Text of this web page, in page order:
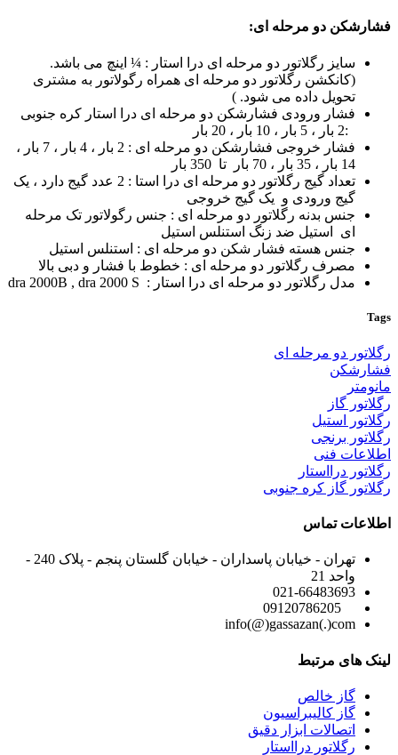
فشارشکن دو مرحله ای:
سایز رگلاتور دو مرحله ای درا استار : ¼ اینچ می باشد.
(کانکشن رگلاتور دو مرحله ای همراه رگولاتور به مشتری
تحویل داده می شود. )
فشار ورودی فشارشکن دو مرحله ای درا استار کره جنوبی
:2 بار ، 5 بار ، 10 بار ، 20 بار
فشار خروجی فشارشکن دو مرحله ای : 2 بار ، 4 بار ، 7 بار ،
14 بار ، 35 بار ، 70 بار تا 350 بار
تعداد گیج رگلاتور دو مرحله ای درا استا : 2 عدد گیج دارد ، یک
گیج ورودی و یک گیج خروجی
جنس بدنه رگلاتور دو مرحله ای : جنس رگولاتور تک مرحله
ای استیل ضد زنگ استنلس استیل
جنس هسته فشار شکن دو مرحله ای : استنلس استیل
مصرف رگلاتور دو مرحله ای : خطوط با فشار و دبی بالا
مدل رگلاتور دو مرحله ای درا استار : dra 2000B , dra 2000 S
Tags
رگلاتور دو مرحله ای
فشارشکن
مانومتر
رگلاتور گاز
رگلاتور استیل
رگلاتور برنجی
اطلاعات فنی
رگلاتور درااستار
رگلاتور گاز کره جنوبی
اطلاعات تماس
تهران - خیابان پاسداران - خیابان گلستان پنجم - پلاک 240 -
واحد 21
021-66483693
info(@)gassazan(.)com
لینک های مرتبط
گاز خالص
گاز کالیبراسیون
اتصالات ابزار دقیق
رگلاتور درااستار